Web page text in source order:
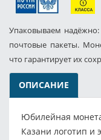
Упаковываем
почтовые пакеты.
что гарантирует их
ОПИСАНИЕ
Юбилейная
Казани логотип и